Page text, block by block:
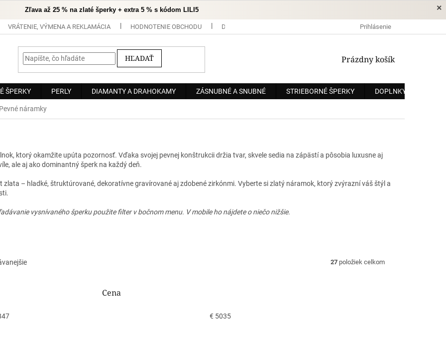
×
Zľava až 25 % na zlaté šperky + extra 5 % s kódom LILI5
VRÁTENIE, VÝMENA A REKLAMÁCIA HODNOTENIE OBCHODU DOPRAVA A PLATBA OCHRANA OSOBNÝCH ÚDAJOV
Prihlásenie
HĽADAŤ
NÁKUPNÝ
Prázdny košík
ŠPERKY PERLY DIAMANTY A DRAHOKAMY ZÁSNUBNÉ A SNUBNÉ STRIEBORNÉ ŠPERKY DOPLNKY
náramky
ktorý okamžite upúta pozornosť. Vďaka svojej pevnej konštrukcii držia tvar, skvele sedia na zápästí a pôsobia luxusne aj
ale aj ako dominantný šperk na každý deň.
– hladké, štruktúrované, dekoratívne gravírované aj zdobené zirkónmi. Vyberte si zlatý náramok, ktorý zvýrazní váš štýl a
vysnívaného šperku použite filter v bočnom menu. V mobile ho nájdete o niečo nižšie.
27 položiek celkom
Cena
€ 5035